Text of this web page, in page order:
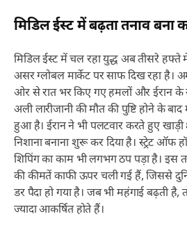
मिडिल ईस्ट में बढ़ता तनाव बना
मिडिल ईस्ट में चल रहा युद्ध अब तीसरे
असर ग्लोबल मार्केट पर साफ दिख रहा है।
ओर से रात भर किए गए हमलों और ईरान के
अली लारीजानी की मौत की पुष्टि होने के
हुआ है। ईरान ने भी पलटवार करते हुए खाड़ी
निशाना बनाना शुरू कर दिया है। स्ट्रेट ऑफ
शिपिंग का काम भी लगभग ठप पड़ा है।
की कीमतें काफी ऊपर चली गई हैं, जिससे
डर पैदा हो गया है। जब भी महंगाई बढ़ती
ज्यादा आकर्षित होते हैं।